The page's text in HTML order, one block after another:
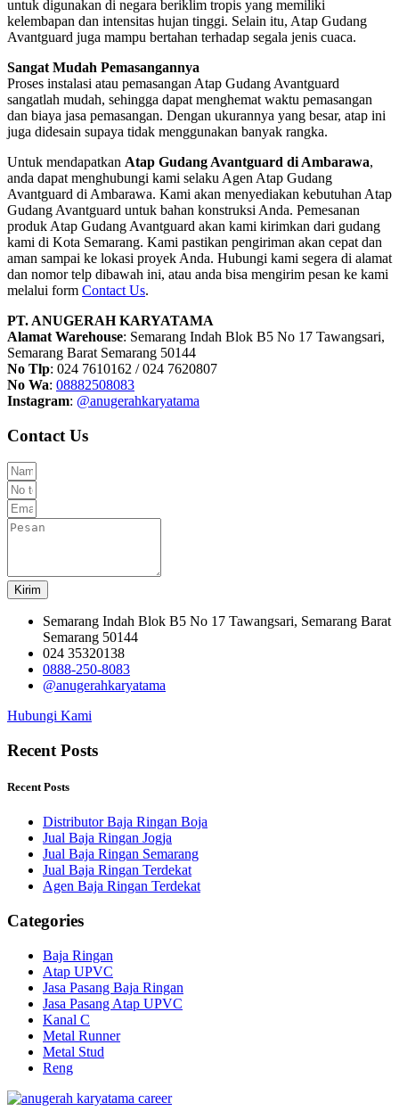
untuk digunakan di negara beriklim tropis yang memiliki
kelembapan dan intensitas hujan tinggi. Selain itu, Atap Gudang
Avantguard juga mampu bertahan terhadap segala jenis cuaca.
Sangat Mudah Pemasangannya
Proses instalasi atau pemasangan Atap Gudang Avantguard
sangatlah mudah, sehingga dapat menghemat waktu pemasangan
dan biaya jasa pemasangan. Dengan ukurannya yang besar, atap ini
juga didesain supaya tidak menggunakan banyak rangka.
Untuk mendapatkan Atap Gudang Avantguard di Ambarawa,
anda dapat menghubungi kami selaku Agen Atap Gudang
Avantguard di Ambarawa. Kami akan menyediakan kebutuhan Atap
Gudang Avantguard untuk bahan konstruksi Anda. Pemesanan
produk Atap Gudang Avantguard akan kami kirimkan dari gudang
kami di Kota Semarang. Kami pastikan pengiriman akan cepat dan
aman sampai ke lokasi proyek Anda. Hubungi kami segera di alamat
dan nomor telp dibawah ini, atau anda bisa mengirim pesan ke kami
melalui form Contact Us.
PT. ANUGERAH KARYATAMA
Alamat Warehouse: Semarang Indah Blok B5 No 17 Tawangsari,
Semarang Barat Semarang 50144
No Tlp: 024 7610162 / 024 7620807
No Wa: 08882508083
Instagram: @anugerahkaryatama
Contact Us
Kirim
Semarang Indah Blok B5 No 17 Tawangsari, Semarang Barat
Semarang 50144
024 35320138
0888-250-8083
@anugerahkaryatama
Hubungi Kami
Recent Posts
Recent Posts
Distributor Baja Ringan Boja
Jual Baja Ringan Jogja
Jual Baja Ringan Semarang
Jual Baja Ringan Terdekat
Agen Baja Ringan Terdekat
Categories
Baja Ringan
Atap UPVC
Jasa Pasang Baja Ringan
Jasa Pasang Atap UPVC
Kanal C
Metal Runner
Metal Stud
Reng